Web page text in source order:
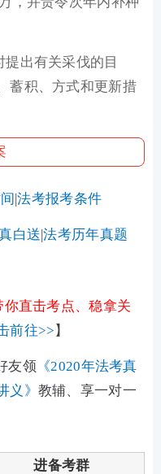
出有关采伐的目
蓄积、方式和更新措
|法考报考条件
白送|法考历年真题
直击考点、稳拿关
前往>> 】
友领 《2020年法考真
义》 教辅、享一对一
进备考群